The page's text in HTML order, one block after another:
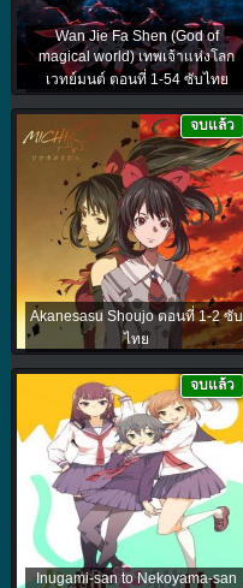
Wan Jie Fa Shen (God of
magical world) เทพเจ้าแห่งโลก
เวทย์มนต์ ตอนที่ 1-54 ซับไทย
Akanesasu Shoujo ตอนที่ 1-2 ซับ
ไทย
จบแล้ว
Inugami-san to Nekoyama-san
จบแล้ว